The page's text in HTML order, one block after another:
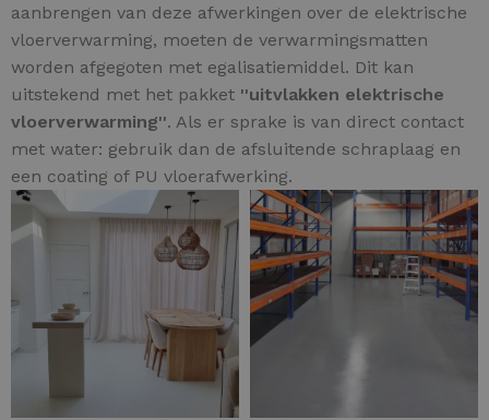
aanbrengen van deze afwerkingen over de elektrische
vloerverwarming, moeten de verwarmingsmatten
worden afgegoten met egalisatiemiddel. Dit kan
uitstekend met het pakket ''uitvlakken elektrische
vloerverwarming''. Als er sprake is van direct contact
met water: gebruik dan de afsluitende schraplaag en
een coating of PU vloerafwerking.